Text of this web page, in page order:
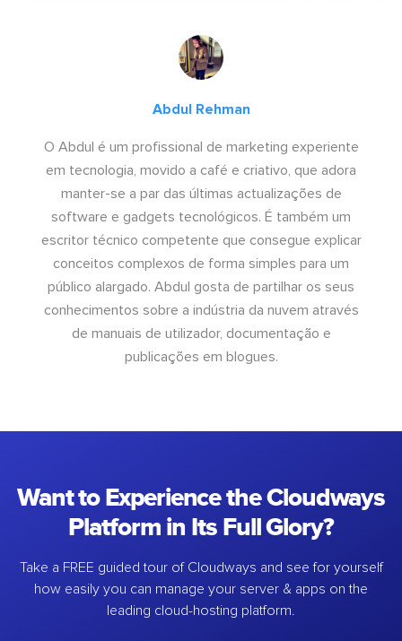
Abdul Rehman
O Abdul é um profissional de marketing experiente
em tecnologia, movido a café e criativo, que adora
manter-se a par das últimas actualizações de
software e gadgets tecnológicos. É também um
escritor técnico competente que consegue explicar
conceitos complexos de forma simples para um
público alargado. Abdul gosta de partilhar os seus
conhecimentos sobre a indústria da nuvem através
de manuais de utilizador, documentação e
publicações em blogues.
Want to Experience the Cloudways
Platform in Its Full Glory?
Take a FREE guided tour of Cloudways and see for yourself
how easily you can manage your server & apps on the
leading cloud-hosting platform.